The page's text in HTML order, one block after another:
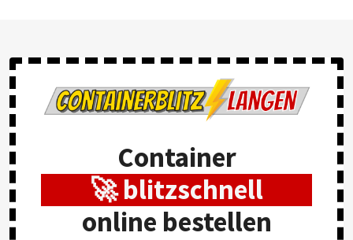
Container
🚀 blitzschnell
online bestellen